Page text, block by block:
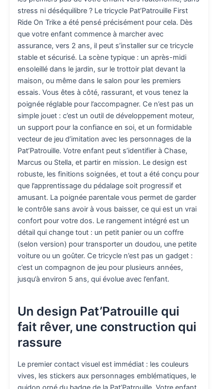
stress ni déséquilibre ? Le tricycle Pat’Patrouille First
Ride On Trike a été pensé précisément pour cela. Dès
que votre enfant commence à marcher avec
assurance, vers 2 ans, il peut s’installer sur ce tricycle
stable et sécurisé. La scène typique : un après-midi
ensoleillé dans le jardin, sur le trottoir plat devant la
maison, ou même dans le salon pour les premiers
essais. Vous êtes à côté, rassurant, et vous tenez la
poignée réglable pour l’accompagner. Ce n’est pas un
simple jouet : c’est un outil de développement moteur,
un support pour la confiance en soi, et un formidable
vecteur de jeu d’imitation avec les personnages de la
Pat’Patrouille. Votre enfant peut s’identifier à Chase,
Marcus ou Stella, et partir en mission. Le design est
robuste, les finitions soignées, et tout a été conçu pour
que l’apprentissage du pédalage soit progressif et
amusant. La poignée parentale vous permet de garder
le contrôle sans avoir à vous baisser, ce qui est un vrai
confort pour votre dos. Le rangement intégré est un
détail qui change tout : un petit panier ou un coffre
(selon version) pour transporter un doudou, une petite
voiture ou un goûter. Ce tricycle n’est pas un gadget :
c’est un compagnon de jeu pour plusieurs années,
jusqu’à environ 5 ans, qui évolue avec l’enfant.
Un design Pat’Patrouille qui
fait rêver, une construction qui
rassure
Le premier contact visuel est immédiat : les couleurs
vives, les stickers aux personnages emblématiques, le